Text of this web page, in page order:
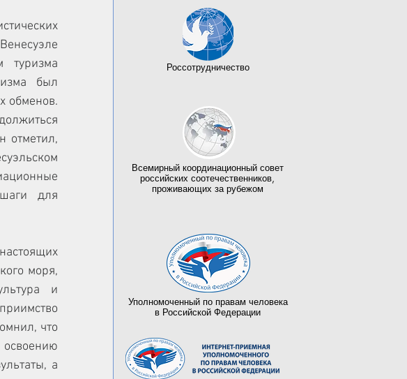
туризма
был
обменов.
отметил,
для
моря,
и
что
а
Россотрудничество
Всемирный координационный совет
российских соотечественников,
проживающих за рубежом
Уполномоченный по правам человека
в Российской Федерации